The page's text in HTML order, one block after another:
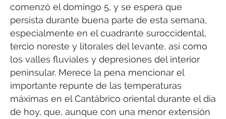
comenzó el domingo 5, y se espera que
persista durante buena parte de esta semana,
especialmente en el cuadrante suroccidental,
tercio noreste y litorales del levante, así como
los valles fluviales y depresiones del interior
peninsular. Merece la pena mencionar el
importante repunte de las temperaturas
máximas en el Cantábrico oriental durante el día
de hoy, que, aunque con una menor extensión